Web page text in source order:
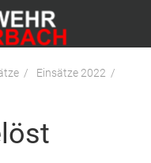
Einsätze 2022